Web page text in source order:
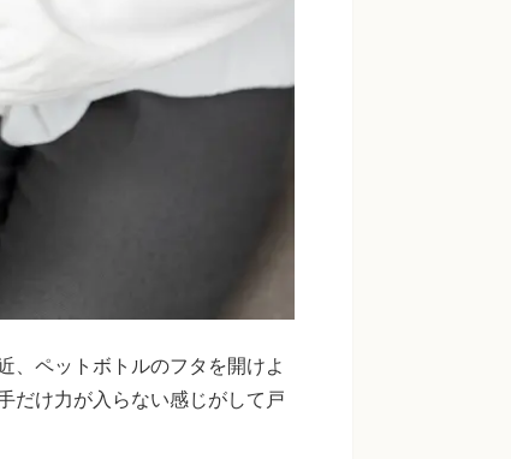
、ペットボトルのフタを開けよ
だけ力が入らない感じがして戸